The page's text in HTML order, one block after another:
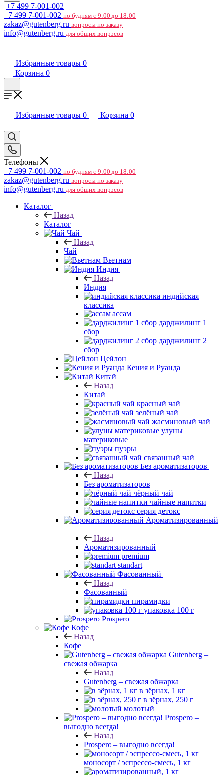
+7 499 7-001-002
+7 499 7-001-002 по будням с 9:00 до 18:00
zakaz@gutenberg.ru вопросы по заказу
info@gutenberg.ru для общих вопросов
Избранные товары 0
Корзина 0
Избранные товары 0 Корзина 0
Телефоны
+7 499 7-001-002 по будням с 9:00 до 18:00
zakaz@gutenberg.ru вопросы по заказу
info@gutenberg.ru для общих вопросов
Каталог
Назад
Каталог
Чай
Назад
Чай
Вьетнам
Индия
Назад
Индия
индийская
классика
ассам
дарджилинг 1
сбор
дарджилинг 2
сбор
Цейлон
Кения и Руанда
Китай
Назад
Китай
красный чай
зелёный чай
жасминовый чай
улуны
материковые
пуэры
связанный чай
Без ароматизаторов
Назад
Без ароматизаторов
чёрный чай
чайные напитки
серия детокс
Ароматизированный
Назад
Ароматизированный
premium
standart
Фасованный
Назад
Фасованный
пирамидки
упаковка 100 г
Prospero
Кофе
Назад
Кофе
Gutenberg –
свежая обжарка
Назад
Gutenberg – свежая обжарка
в зёрнах, 1 кг
в зёрнах, 250 г
молотый
Prospero –
выгодно всегда!
Назад
Prospero – выгодно всегда!
моносорт / эспрессо-смесь, 1 кг